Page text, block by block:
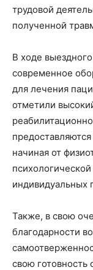
трудовой
полученной
В ходе
современное
для лечения
отметили
начиная от
индивидуальных
Также, в свою
благодарности
свою